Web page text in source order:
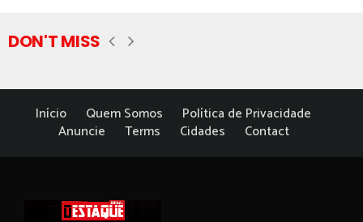
DON'T MISS
Início Quem Somos
Política de Privacidade
Anuncie
Terms Cidades Contact